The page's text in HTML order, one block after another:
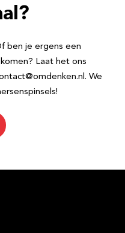
ben je ergens een
Laat het ons
We